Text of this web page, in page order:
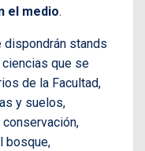
el medio.
dispondrán stands
que se
de la Facultad,
y suelos,
bosque,